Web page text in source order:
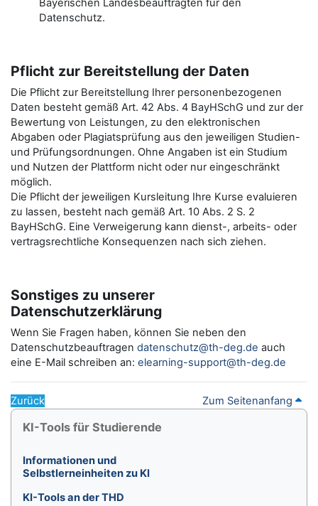
Bayerischen Landesbeauftragten für den
Datenschutz.
Pflicht zur Bereitstellung der Daten
Die Pflicht zur Bereitstellung Ihrer personenbezogenen
Daten besteht gemäß Art. 42 Abs. 4 BayHSchG und zur der
Bewertung von Leistungen, zu den elektronischen
Abgaben oder Plagiatsprüfung aus den jeweiligen Studien-
und Prüfungsordnungen. Ohne Angaben ist ein Studium
und Nutzen der Plattform nicht oder nur eingeschränkt
möglich.
Die Pflicht der jeweiligen Kursleitung Ihre Kurse evaluieren
zu lassen, besteht nach gemäß Art. 10 Abs. 2 S. 2
BayHSchG. Eine Verweigerung kann dienst-, arbeits- oder
vertragsrechtliche Konsequenzen nach sich ziehen.
Sonstiges zu unserer
Datenschutzerklärung
Wenn Sie Fragen haben, können Sie neben den
Datenschutzbeauftragen datenschutz@th-deg.de auch
eine E-Mail schreiben an: elearning-support@th-deg.de
Zurück Zum Seitenanfang
Blöcke
KI-Tools für Studierende überspringen
KI-Tools für Studierende
Informationen und
Selbstlerneinheiten zu KI
KI-Tools an der THD